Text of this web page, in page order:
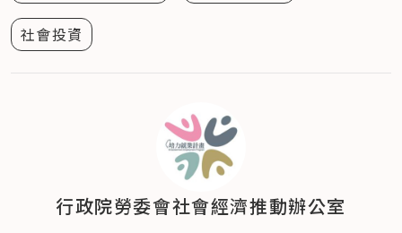
社會投資
行政院勞委會社會經濟推動辦公室